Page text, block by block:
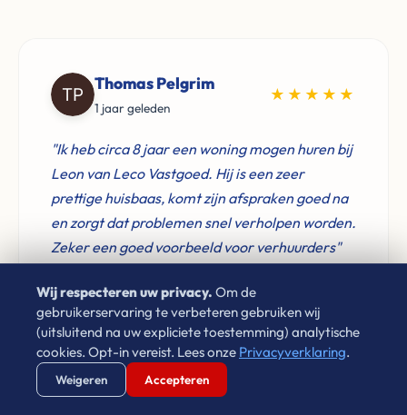
Thomas Pelgrim
1 jaar geleden
★★★★★
"Ik heb circa 8 jaar een woning mogen huren bij
Leon van Leco Vastgoed. Hij is een zeer
prettige huisbaas, komt zijn afspraken goed na
en zorgt dat problemen snel verholpen worden.
Zeker een goed voorbeeld voor verhuurders"
Don Verwijst
2 jaar geleden
Wij respecteren uw privacy. Om de
gebruikerservaring te verbeteren gebruiken wij
(uitsluitend na uw expliciete toestemming) analytische
cookies. Opt-in vereist. Lees onze Privacyverklaring.
Weigeren Accepteren
Verstuur WhatsApp